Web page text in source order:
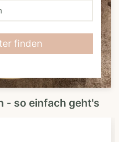
finden
- so einfach geht's